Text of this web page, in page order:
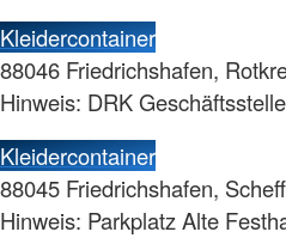
Kleidercontainer
88046 Friedrichshafen,
Hinweis: DRK Geschäftsstelle
Kleidercontainer
88045 Friedrichshafen,
Hinweis: Parkplatz Alte